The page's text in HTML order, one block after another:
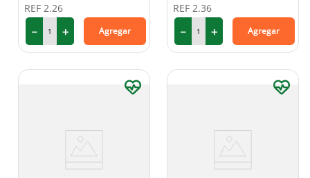
REF 2.26
＋
－ Agregar
REF 2.36
＋
－ Agregar